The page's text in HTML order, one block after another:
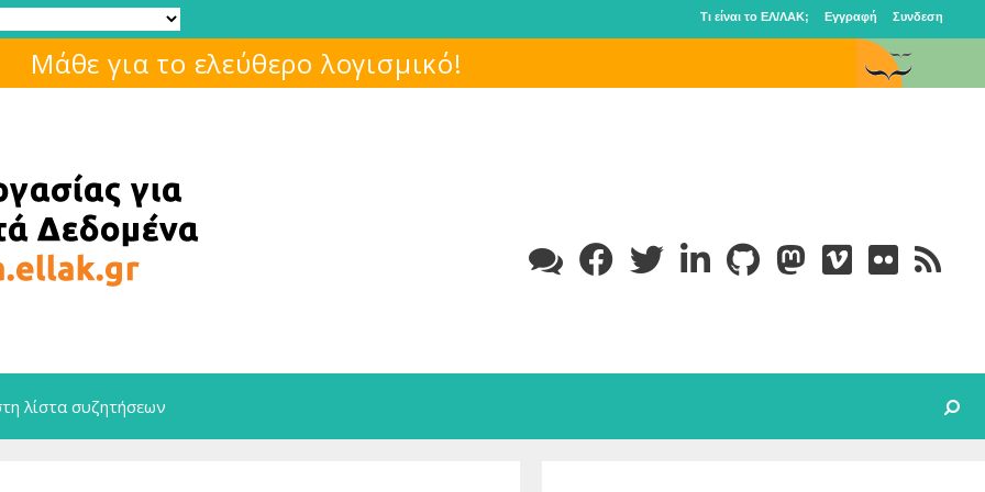
Τι είναι το ΕΛ/ΛΑΚ; Εγγραφή Συνδεση
Μάθε για το ελεύθερο λογισμικό!
λίστα συζητήσεων Search